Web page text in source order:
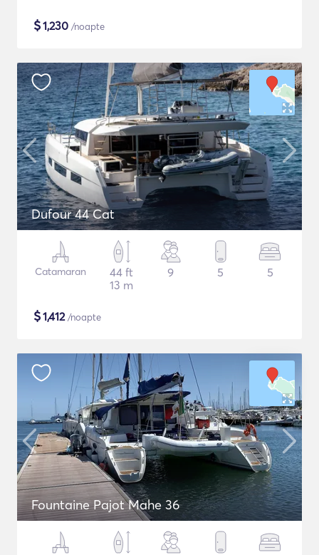
$1,230 /noapte
Dufour 44 Cat
Catamaran
44 ft
13 m
9 5 5
$1,412/noapte
Fountaine Pajot Mahe 36